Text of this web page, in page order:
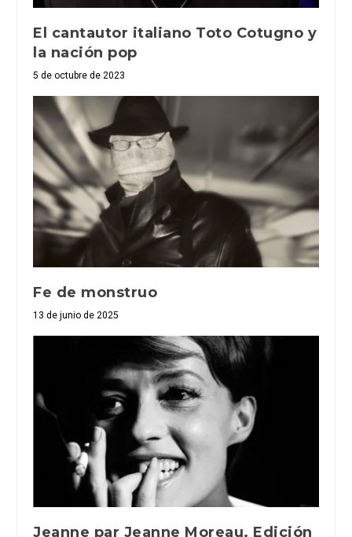
El cantautor italiano Toto Cotugno y
la nación pop
5 de octubre de 2023
Fe de monstruo
13 de junio de 2025
Jeanne par Jeanne Moreau. Edición